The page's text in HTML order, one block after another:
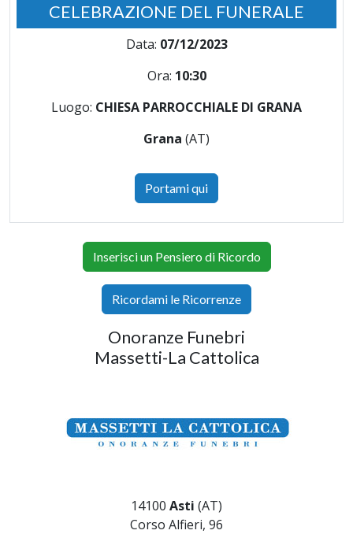
CELEBRAZIONE DEL FUNERALE
Data: 07/12/2023
Ora: 10:30
Luogo: CHIESA PARROCCHIALE DI GRANA
Grana (AT)
Portami qui
Inserisci un Pensiero di Ricordo
Ricordami le Ricorrenze
Onoranze Funebri
Massetti-La Cattolica
14100 Asti (AT)
Corso Alfieri, 96